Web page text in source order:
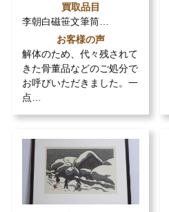
買取品目
李朝白磁笹文筆筒…
お客様の声
解体のため、代々残されて
きた骨董品などのご処分で
お呼びいただきました。一
点…